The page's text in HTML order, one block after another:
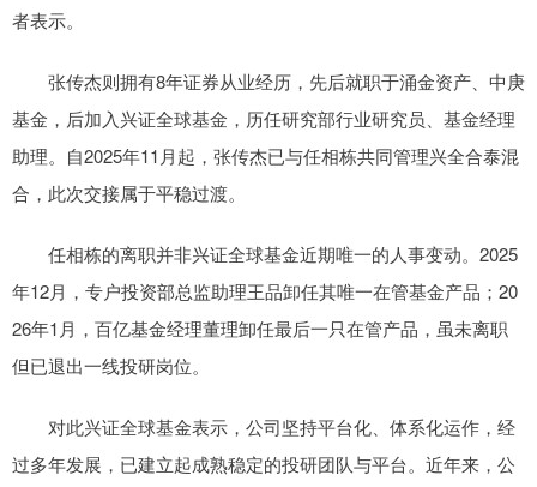
者表示。
张传杰则拥有8年证券从业经历，先后就职于涌金资产、中庚
基金，后加入兴证全球基金，历任研究部行业研究员、基金经理
助理。自2025年11月起，张传杰已与任相栋共同管理兴全合泰混
合，此次交接属于平稳过渡。
任相栋的离职并非兴证全球基金近期唯一的人事变动。2025
年12月，专户投资部总监助理王品卸任其唯一在管基金产品；20
26年1月，百亿基金经理董理卸任最后一只在管产品，虽未离职
但已退出一线投研岗位。
对此兴证全球基金表示，公司坚持平台化、体系化运作，经
过多年发展，已建立起成熟稳定的投研团队与平台。近年来，公